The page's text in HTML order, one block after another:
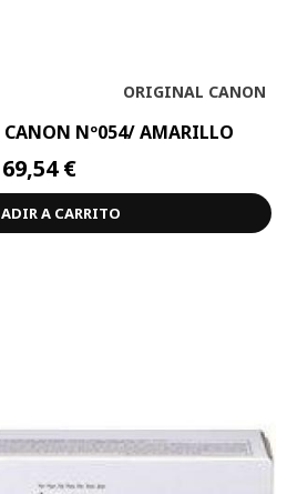
ORIGINAL CANON
Nº054/ AMARILLO
69,54 €
A CARRITO